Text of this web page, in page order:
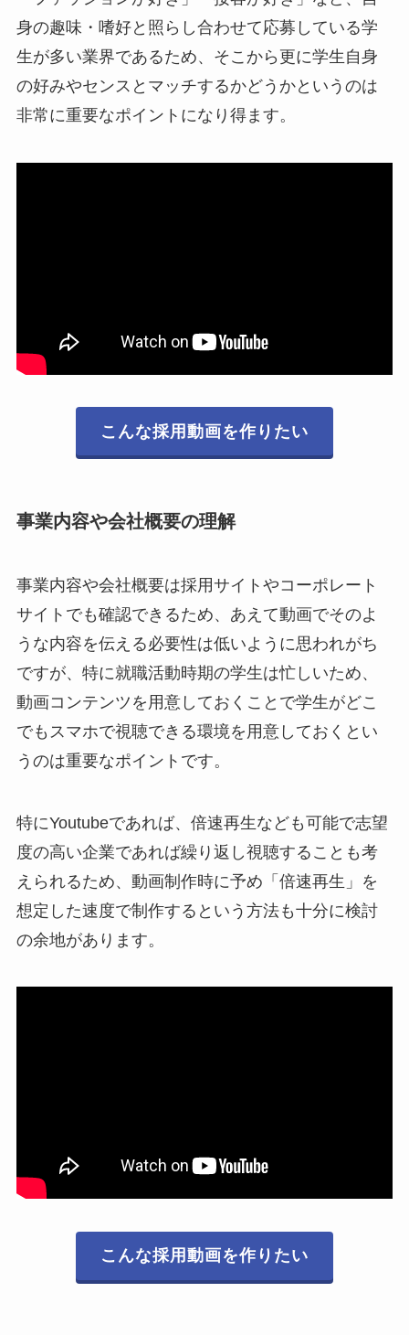
身の趣味・嗜好と照らし合わせて応募している学
生が多い業界であるため、そこから更に学生自身
の好みやセンスとマッチするかどうかというのは
非常に重要なポイントになり得ます。
こんな採用動画を作りたい
事業内容や会社概要の理解
事業内容や会社概要は採用サイトやコーポレート
サイトでも確認できるため、あえて動画でそのよ
うな内容を伝える必要性は低いように思われがち
ですが、特に就職活動時期の学生は忙しいため、
動画コンテンツを用意しておくことで学生がどこ
でもスマホで視聴できる環境を用意しておくとい
うのは重要なポイントです。
特にYoutubeであれば、倍速再生なども可能で志望
度の高い企業であれば繰り返し視聴することも考
えられるため、動画制作時に予め「倍速再生」を
想定した速度で制作するという方法も十分に検討
の余地があります。
こんな採用動画を作りたい